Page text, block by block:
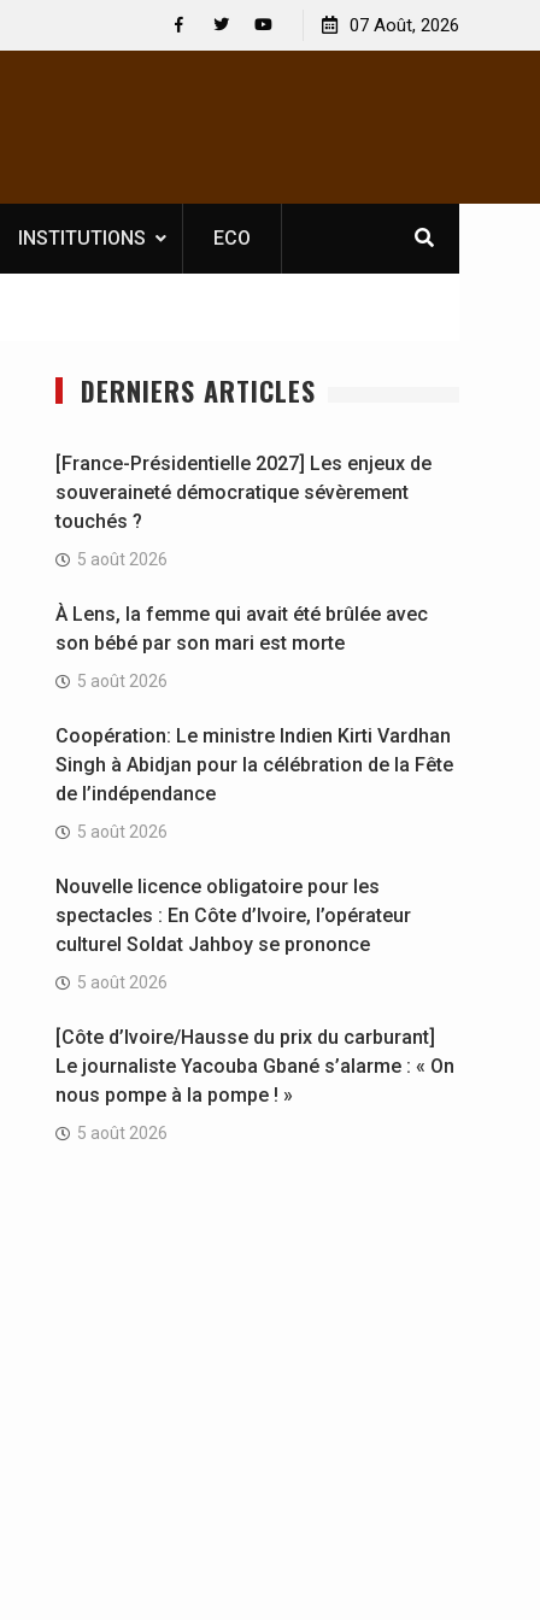
se
[France-Présidentielle 2027] Les enjeux de
souveraineté démocratique sévèrement touchés ?
07 Août, 2026
INSTITUTIONS ECO
DERNIERS ARTICLES
[France-Présidentielle 2027] Les enjeux de
souveraineté démocratique sévèrement
touchés ?
5 août 2026
À Lens, la femme qui avait été brûlée avec
son bébé par son mari est morte
5 août 2026
Coopération: Le ministre Indien Kirti Vardhan
Singh à Abidjan pour la célébration de la Fête
de l’indépendance
5 août 2026
Nouvelle licence obligatoire pour les
spectacles : En Côte d’Ivoire, l’opérateur
culturel Soldat Jahboy se prononce
5 août 2026
[Côte d’Ivoire/Hausse du prix du carburant]
Le journaliste Yacouba Gbané s’alarme : « On
nous pompe à la pompe ! »
5 août 2026